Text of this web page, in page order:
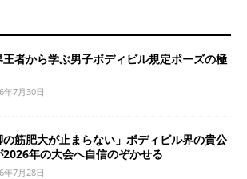
王者から学ぶ男子ボディビル規定ポーズの極
年7月30日
の筋肥大が止まらない」ボディビル界の貴公
2026年の大会へ自信のぞかせる
年7月28日